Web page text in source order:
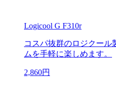
Logicool G F310r
コスパ抜群のロジクール
ムを手軽に楽しめます。
2,860円